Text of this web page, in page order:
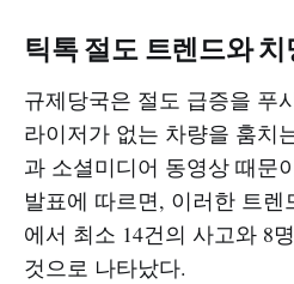
틱톡 절도 트렌드와
규제당국은 절도 급증을 푸
라이저가 없는 차량을 훔치
과 소셜미디어 동영상 때문
발표에 따르면, 이러한 트렌
에서 최소 14건의 사고와 8
것으로 나타났다.